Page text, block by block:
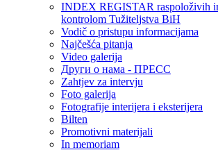
INDEX REGISTAR raspoloživih
kontrolom Tužiteljstva BiH
Vodič o pristupu informacijama
Najčešća pitanja
Video galerija
Други о нама - ПРЕСC
Zahtjev za intervju
Foto galerija
Fotografije interijera i eksterijera
Bilten
Promotivni materijali
In memoriam